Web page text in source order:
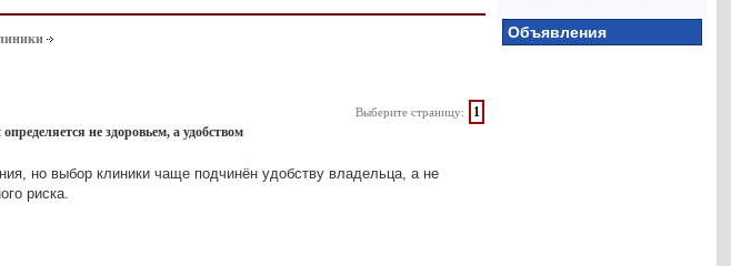
Объявления
Выберите страницу: 1
не здоровьем, а удобством
но выбор клиники чаще подчинён удобству владельца, а не
риска.